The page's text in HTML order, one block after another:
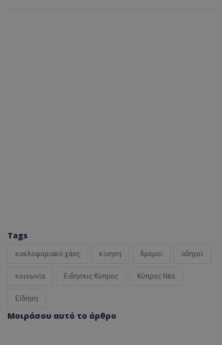
Tags
κυκλοφοριακό χάος κίνηση δρόμοι οδηγοί
κοινωνία Ειδήσεις Κύπρος Κύπρος Νέα
Είδηση
Μοιράσου αυτό το άρθρο